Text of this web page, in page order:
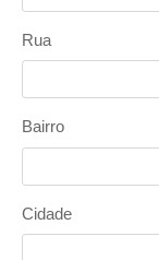
Rua
Bairro
Cidade